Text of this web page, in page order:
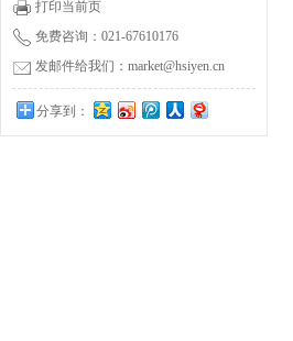
打印当前页
免费咨询：021-67610176
发邮件给我们：market@hsiyen.cn
分享到：